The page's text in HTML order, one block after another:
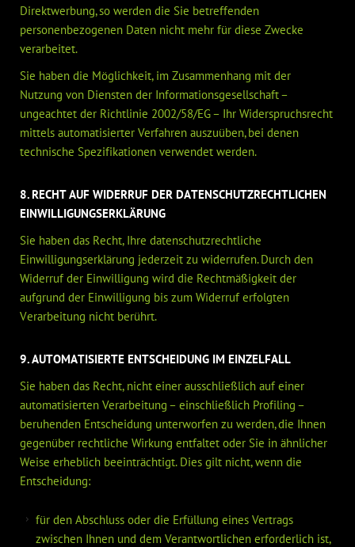
Direktwerbung, so werden die Sie betreffenden
personenbezogenen Daten nicht mehr für diese Zwecke
verarbeitet.
Sie haben die Möglichkeit, im Zusammenhang mit der
Nutzung von Diensten der Informationsgesellschaft –
ungeachtet der Richtlinie 2002/58/EG – Ihr Widerspruchsrecht
mittels automatisierter Verfahren auszuüben, bei denen
technische Spezifikationen verwendet werden.
8. RECHT AUF WIDERRUF DER DATENSCHUTZRECHTLICHEN
EINWILLIGUNGSERKLÄRUNG
Sie haben das Recht, Ihre datenschutzrechtliche
Einwilligungserklärung jederzeit zu widerrufen. Durch den
Widerruf der Einwilligung wird die Rechtmäßigkeit der
aufgrund der Einwilligung bis zum Widerruf erfolgten
Verarbeitung nicht berührt.
9. AUTOMATISIERTE ENTSCHEIDUNG IM EINZELFALL
Sie haben das Recht, nicht einer ausschließlich auf einer
automatisierten Verarbeitung – einschließlich Profiling –
beruhenden Entscheidung unterworfen zu werden, die Ihnen
gegenüber rechtliche Wirkung entfaltet oder Sie in ähnlicher
Weise erheblich beeinträchtigt. Dies gilt nicht, wenn die
Entscheidung:
für den Abschluss oder die Erfüllung eines Vertrags
zwischen Ihnen und dem Verantwortlichen erforderlich ist,